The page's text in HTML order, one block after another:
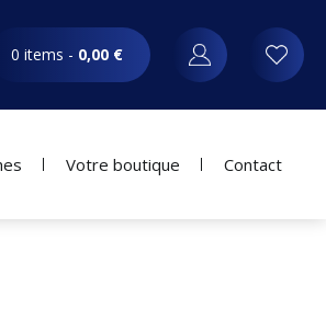
0 items - 0,00 €
Votre boutique Contact